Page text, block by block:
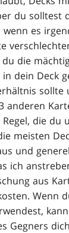
du solltest
wenn es
du die
dein Deck
sollte
anderen
Regel, die du
meisten
und
ich
aus
Wenn
Gegners